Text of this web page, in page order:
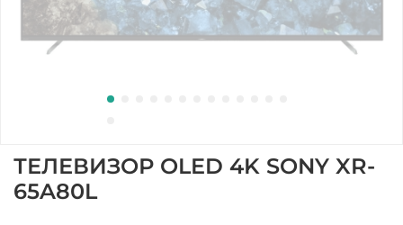
ТЕЛЕВИЗОР OLED 4K SONY XR-
65A80L